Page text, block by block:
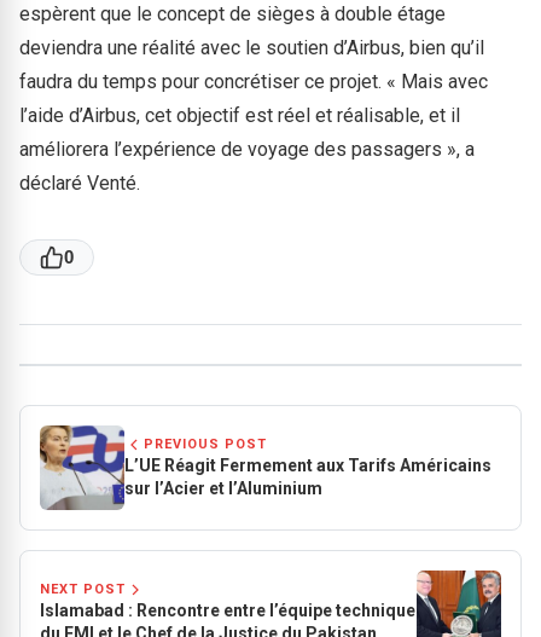
espèrent que le concept de sièges à double étage
deviendra une réalité avec le soutien d’Airbus, bien qu’il
faudra du temps pour concrétiser ce projet. « Mais avec
l’aide d’Airbus, cet objectif est réel et réalisable, et il
améliorera l’expérience de voyage des passagers », a
déclaré Venté.
0
PREVIOUS POST
L’UE Réagit Fermement aux Tarifs Américains
sur l’Acier et l’Aluminium
NEXT POST
Islamabad : Rencontre entre l’équipe technique